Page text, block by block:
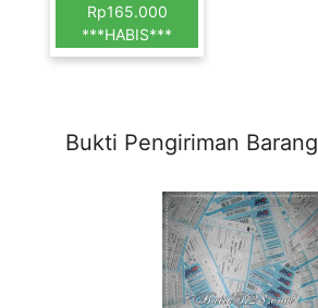
Rp165.000
***HABIS***
Bukti Pengiriman Barang